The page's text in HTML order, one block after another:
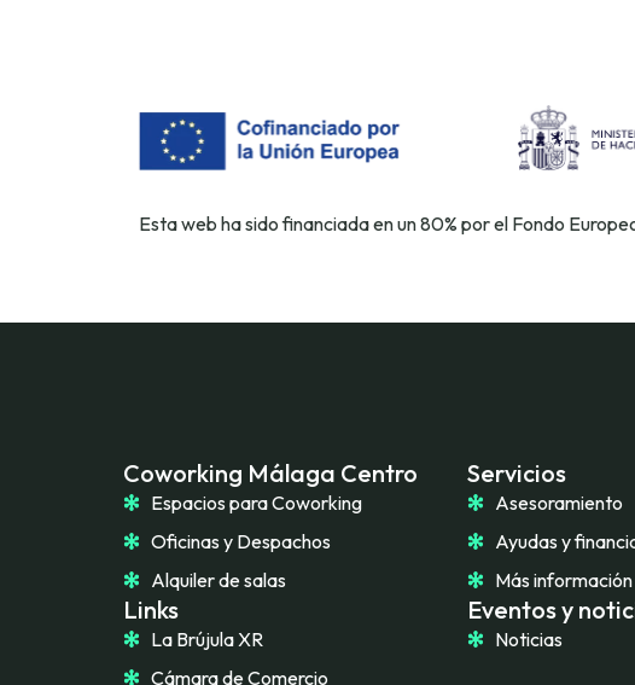
Esta web ha sido financiada en un 80% por el Fondo
Coworking Málaga Centro
Espacios para Coworking
Oficinas y Despachos
Alquiler de salas
Links
La Brújula XR
Cámara de Comercio
Servicios
Asesoramiento
Ayudas y
Más
Eventos y
Noticias